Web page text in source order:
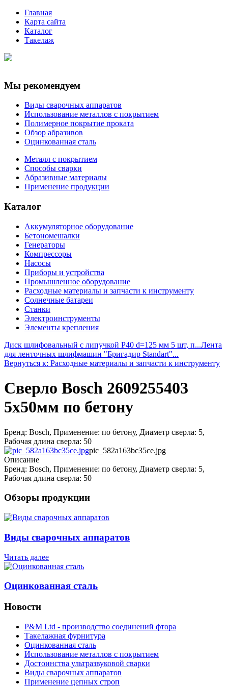
Главная
Карта сайта
Каталог
Такелаж
Мы рекомендуем
Виды сварочных аппаратов
Использование металлов с покрытием
Полимерное покрытие проката
Обзор абразивов
Оцинкованная сталь
Металл с покрытием
Способы сварки
Абразивные материалы
Применение продукции
Каталог
Аккумуляторное оборудование
Бетономешалки
Генераторы
Компрессоры
Насосы
Приборы и устройства
Промышленное оборудование
Расходные материалы и запчасти к инструменту
Солнечные батареи
Станки
Электроинструменты
Элементы крепления
Диск шлифовальный с липучкой Р40 d=125 мм 5 шт, п...Лента
для ленточных шлифмашин "Бригадир Standart"...
Вернуться к: Расходные материалы и запчасти к инструменту
Сверло Bosch 2609255403
5x50мм по бетону
Бренд: Bosch, Применение: по бетону, Диаметр сверла: 5,
Рабочая длина сверла: 50
pic_582a163bc35ce.jpg
Описание
Бренд: Bosch, Применение: по бетону, Диаметр сверла: 5,
Рабочая длина сверла: 50
Обзоры продукции
Виды сварочных аппаратов
Читать далее
Оцинкованная сталь
Новости
P&M Ltd - производство соединений фтора
Такелажная фурнитура
Оцинкованная сталь
Использование металлов с покрытием
Достоинства ультразвуковой сварки
Виды сварочных аппаратов
Применение цепных строп